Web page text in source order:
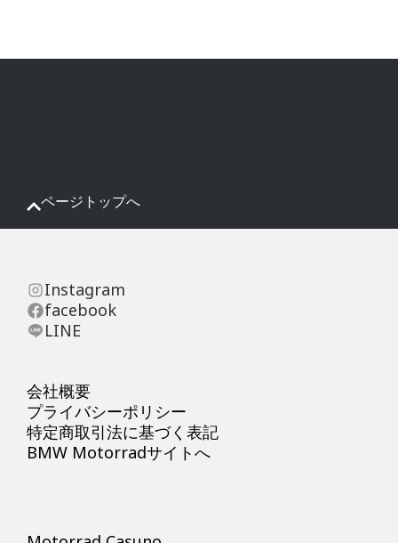
ページトップへ
会社概要
プライバシーポリシー
特定商取引法に基づく表記
BMW Motorradサイトへ
Instagram
facebook
LINE